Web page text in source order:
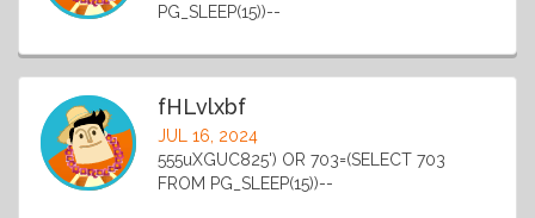
PG_SLEEP(15))--
fHLvlxbf
JUL 16, 2024
555uXGUC825') OR 703=(SELECT 703
FROM PG_SLEEP(15))--